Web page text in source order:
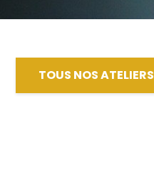
TOUS NOS ATELIERS